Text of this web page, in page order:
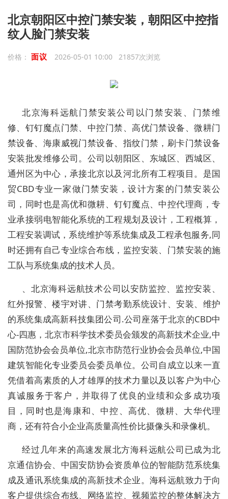
北京朝阳区中控门禁安装，朝阳区中控指
纹人脸门禁安装
价格： 面议 2026-05-01 10:00 21857次浏览
北京海科远航门禁安装公司以门禁安装、门禁维
修、钉钉魔点门禁、中控门禁、高优门禁设备、微耕门
禁设备、海康威视门禁设备、指纹门禁，刷卡门禁设备
安装批发维修公司。公司以朝阳区、东城区、西城区、
通州区为中心，承接北京以及河北所有工程项目。是国
贸CBD专业一家做门禁安装，设计方案的门禁安装公
司，同时也是高优和微耕、钉钉魔点、中控代理商 ，专
业承接弱电智能化系统的工程规划及设计，工程概算，
工程安装调试，系统维护等系统集成及工程承包服务,同
时还拥有自己专业综合布线，监控安装、门禁安装的施
工队与系统集成的技术人员。
、北京海科远航技术公司以安防监控、监控安装、
红外报警、楼宇对讲、门禁考勤系统设计、安装、维护
的系统集成高新科技集团公司.公司座落于北京的CBD中
心-四惠，北京市科学技术委员会颁发的高新技术企业,中
国防范协会会员单位,北京市防范行业协会会员单位,中国
建筑智能化专业委员会委员单位。公司自成立以来一直
凭借着高素质的人才雄厚的技术力量以及以客户为中心
真诚服务于客户，并取得了优良的业绩和众多成功项
目，同时也是海康和、中控、高优、微耕、大华代理
商，还有符合小企业高质量高性价比摄像头和录像机。
经过几年来的高速发展北方海科远航公司已成为北
京通信协会、中国安防协会资质单位的智能防范系统集
成及通讯系统集成的高新技术企业。海科远航致力于向
客户提供综合布线、网络监控、视频监控的整体解决方